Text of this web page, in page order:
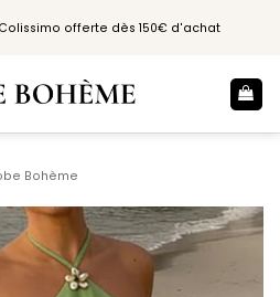
offerte dès 150€ d'achat
Bohème